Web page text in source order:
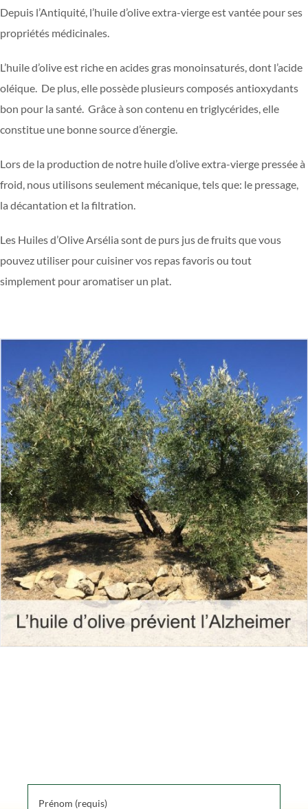
Depuis l’Antiquité, l’huile d’olive extra-vierge est vantée pour ses
propriétés médicinales.
L’huile d’olive est riche en acides gras monoinsaturés, dont l’acide
oléique. De plus, elle possède plusieurs composés antioxydants
bon pour la santé. Grâce à son contenu en triglycérides, elle
constitue une bonne source d’énergie.
Lors de la production de notre huile d’olive extra-vierge pressée à
froid, nous utilisons seulement mécanique, tels que: le pressage,
la décantation et la filtration.
Les Huiles d’Olive Arsélia sont de purs jus de fruits que vous
pouvez utiliser pour cuisiner vos repas favoris ou tout
simplement pour aromatiser un plat.